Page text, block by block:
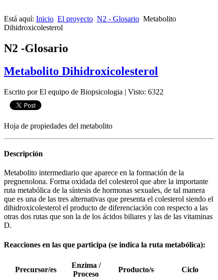
Está aquí: Inicio El proyecto N2 - Glosario Metabolito
Dihidroxicolesterol
N2 -Glosario
Metabolito Dihidroxicolesterol
Escrito por El equipo de Biopsicologia | Visto: 6322
Hoja de propiedades del metabolito
Descripción
Metabolito intermediario que aparece en la formación de la
pregnenolona. Forma oxidada del colesterol que abre la importante
ruta metabólica de la síntesis de hormonas sexuales, de tal manera
que es una de las tres alternativas que presenta el colesterol siendo el
dihidroxicolesterol el producto de diferenciación con respecto a las
otras dos rutas que son la de los ácidos biliares y las de las vitaminas
D.
Reacciones en las que participa (se indica la ruta metabólica):
Precursor/es
Enzima /
Proceso
Producto/s Ciclo